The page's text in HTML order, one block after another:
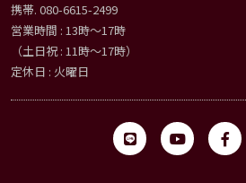
携帯. 080-6615-2499
営業時間 : 13時〜17時
（土日祝 : 11時〜17時）
定休日 : 火曜日